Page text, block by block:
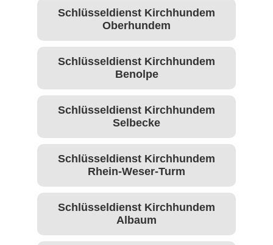
Schlüsseldienst Kirchhundem
Oberhundem
Schlüsseldienst Kirchhundem
Benolpe
Schlüsseldienst Kirchhundem
Selbecke
Schlüsseldienst Kirchhundem
Rhein-Weser-Turm
Schlüsseldienst Kirchhundem
Albaum